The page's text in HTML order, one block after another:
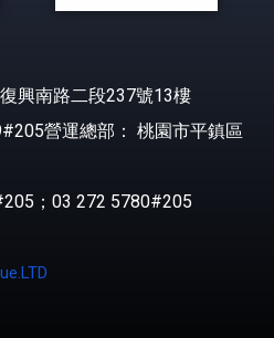
興南路二段237號13樓
運總部： 桃園市平鎮區
03 272 5780#205